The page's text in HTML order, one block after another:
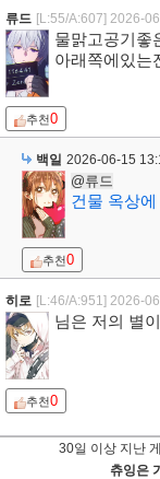
류드 [L:55/A:607] 2026-
물맑고공기좋
아래쪽에있는
추천0
백일 2026-06-15
@류드
건물 옥상
추천0
히로 [L:46/A:951] 2026-
님은 저의 별
추천0
30일 이상 지난
츄잉은